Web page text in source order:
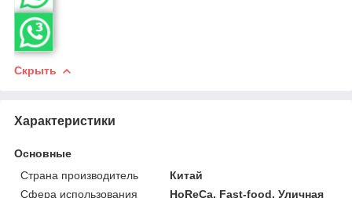
Скрыть
Характеристики
Основные
Страна производитель
Китай
Сфера использования
HoReCa, Fast-food, Уличная